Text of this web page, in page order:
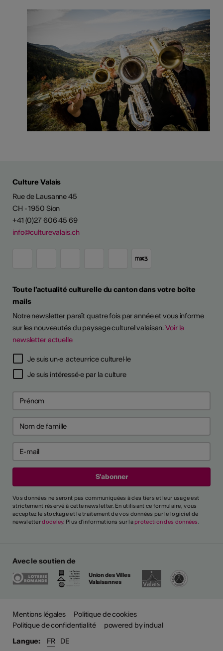
D'ARTISTES
Culture Valais
Rue de Lausanne 45
CH - 1950 Sion
+41 (0)27 606 45 69
info@culturevalais.ch
Toute l'actualité culturelle du canton dans votre boîte
mails
Notre newsletter paraît quatre fois par année et vous informe
sur les nouveautés du paysage culturel valaisan.Voir la
newsletter actuelle
Je suis un·e acteur·rice culturel·le
Je suis intéressé·e par la culture
Vos données ne seront pas communiquées à des tiers et leur usage est
strictement réservé à cette newsletter. En utilisant ce formulaire, vous
acceptez le stockage et le traitement de vos données par le logiciel de
newsletterdodeley. Plus d'informations sur la protection des données.
Avec le soutien de
Union des Villes
Valaisannes
Mentions légales
Politique de cookies
Politique de confidentialité
powered by indual
Langue:
FR DE